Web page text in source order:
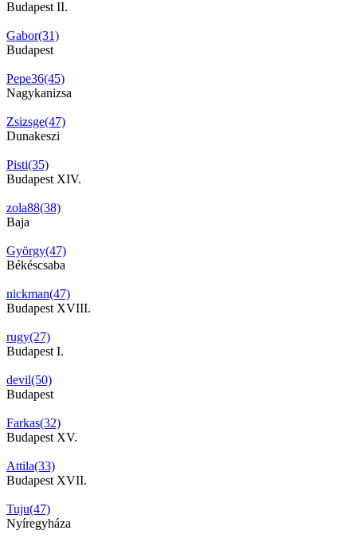
Budapest II.
Gabor(31)
Budapest
Pepe36(45)
Nagykanizsa
Zsizsge(47)
Dunakeszi
Pisti(35)
Budapest XIV.
zola88(38)
Baja
György(47)
Békéscsaba
nickman(47)
Budapest XVIII.
rugy(27)
Budapest I.
devil(50)
Budapest
Farkas(32)
Budapest XV.
Attila(33)
Budapest XVII.
Tuju(47)
Nyíregyháza